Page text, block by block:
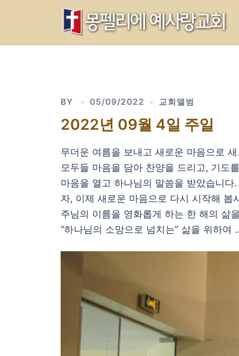
BY 05/09/2022 교회앨범
2022년 09월 4일 주일
무더운 여름을 보내고 새로운 마음으로
모두들 마음을 담아 찬양을 드리고, 기도
마음을 열고 하나님의 말씀을 받았습니다.
자, 이제 새로운 마음으로 다시 시작해 봅
주님의 이름을 영화롭게 하는 한 해의 삶
“하나님의 소망으로 넘치는” 삶을 위하여